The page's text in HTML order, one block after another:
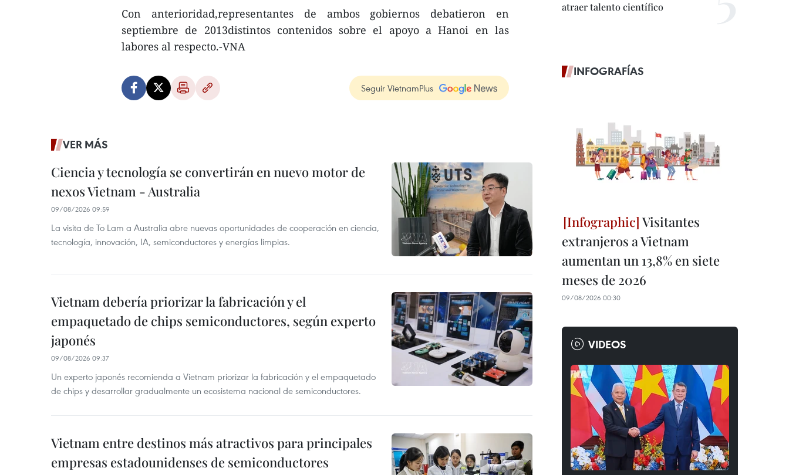
Con anterioridad,representantes de ambos gobiernos debatieron en
septiembre de 2013distintos contenidos sobre el apoyo a Hanoi en las
labores al respecto.-VNA
Seguir VietnamPlus
VER MÁS
Ciencia y tecnología se convertirán en nuevo motor de
nexos Vietnam - Australia
09/08/2026 09:59
La visita de To Lam a Australia abre nuevas oportunidades de cooperación en ciencia,
tecnología, innovación, IA, semiconductores y energías limpias.
Vietnam debería priorizar la fabricación y el
empaquetado de chips semiconductores, según experto
japonés
09/08/2026 09:37
Un experto japonés recomienda a Vietnam priorizar la fabricación y el empaquetado
de chips y desarrollar gradualmente un ecosistema nacional de semiconductores.
Vietnam entre destinos más atractivos para principales
empresas estadounidenses de semiconductores
atraer talento científico
INFOGRAFÍAS
Visitantes
extranjeros a Vietnam
aumentan un 13,8% en siete
meses de 2026
09/08/2026 00:30
VIDEOS